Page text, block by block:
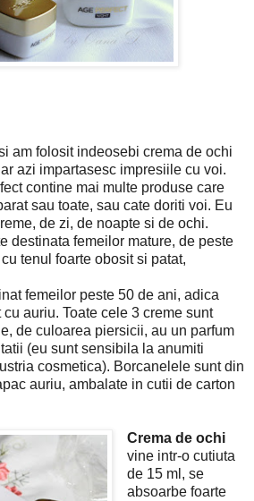
am folosit indeosebi crema de ochi
azi impartasesc impresiile cu voi.
contine mai multe produse care
sau toate, sau cate doriti voi. Eu
de zi, de noapte si de ochi.
destinata femeilor mature, de peste
tenul foarte obosit si patat,
femeilor peste 50 de ani, adica
auriu. Toate cele 3 creme sunt
de culoarea piersicii, au un parfum
(eu sunt sensibila la anumiti
cosmetica). Borcanelele sunt din
auriu, ambalate in cutii de carton
Crema de ochi
vine intr-o cutiuta
de 15 ml, se
absoarbe foarte